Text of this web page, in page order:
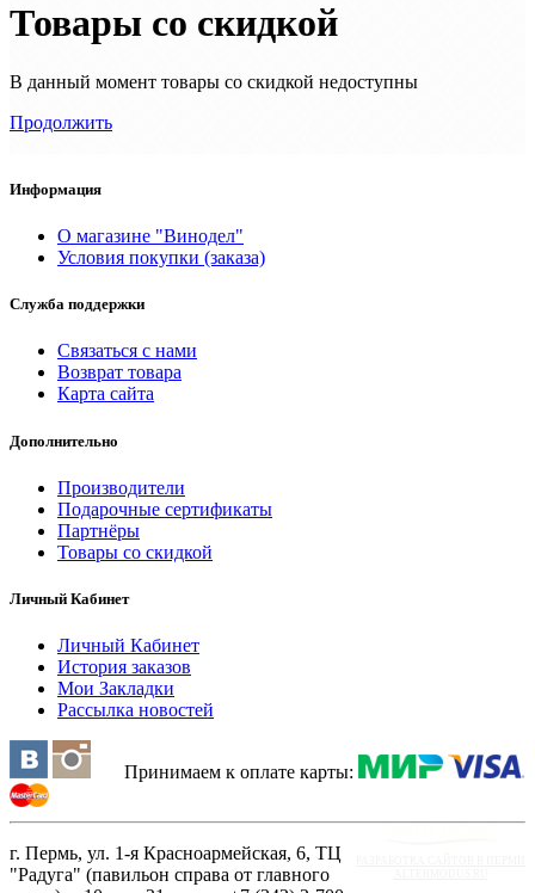
Товары со скидкой
В данный момент товары со скидкой недоступны
Продолжить
Информация
О магазине "Винодел"
Условия покупки (заказа)
Служба поддержки
Связаться с нами
Возврат товара
Карта сайта
Дополнительно
Производители
Подарочные сертификаты
Партнёры
Товары со скидкой
Личный Кабинет
Личный Кабинет
История заказов
Мои Закладки
Рассылка новостей
Принимаем к оплате карты:
г. Пермь, ул. 1-я Красноармейская, 6, ТЦ
"Радуга" (павильон справа от главного